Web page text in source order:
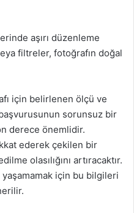
aşırı düzenleme
filtreler, fotoğrafın doğal
için belirlenen ölçü ve
sorunsuz bir
derece önemlidir.
ederek çekilen bir
olasılığını artıracaktır.
için bu bilgileri